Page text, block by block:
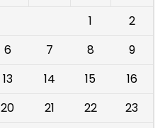
1
2
6 7 8
9
13 14 15
16
20 21 22
23